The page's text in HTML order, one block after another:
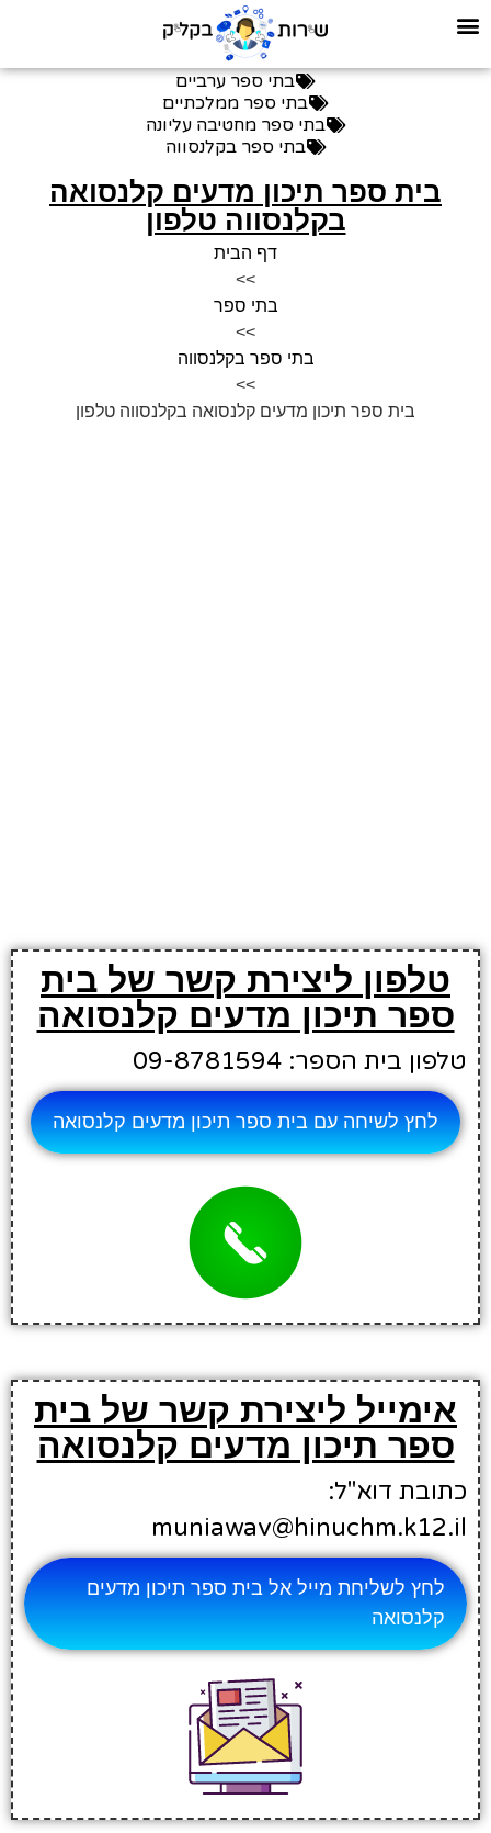
בתי ספר ערביים
בתי ספר ממלכתיים
בתי ספר מחטיבה עליונה
בתי ספר בקלנסווה
בית ספר תיכון מדעים קלנסואה
בקלנסווה טלפון
דף הבית
>>
בתי ספר
>>
בתי ספר בקלנסווה
>>
בית ספר תיכון מדעים קלנסואה בקלנסווה טלפון
טלפון ליצירת קשר של בית
ספר תיכון מדעים קלנסואה
טלפון בית הספר: 09-8781594
לחץ לשיחה עם בית ספר תיכון מדעים קלנסואה
אימייל ליצירת קשר של בית
ספר תיכון מדעים קלנסואה
כתובת דוא"ל:
muniawav@hinuchm.k12.il
לחץ לשליחת מייל אל בית ספר תיכון מדעים
קלנסואה